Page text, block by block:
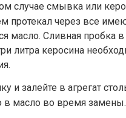
случае смывка или
протекал через все
масло. Сливная пробка
литра керосина
и залейте в агрегат
в масло во время замены.